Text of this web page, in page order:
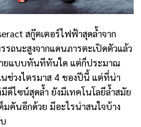
สกู๊ตเตอร์ไฟฟ้าสุดล้ำจาก
ถนะสูงจากแดนภารตะเปิดตัวแล้ว
ยแบบทันทีทันใด แต่ก็ประมาณ
ช่วงไตรมาส 4 ของปีนี้ แต่ที่น่า
ดีไซน์สุดล้ำ ยังมีเทคโนโลยีล้ำสมัย
คันอีกด้วย มีอะไรน่าสนใจบ้าง